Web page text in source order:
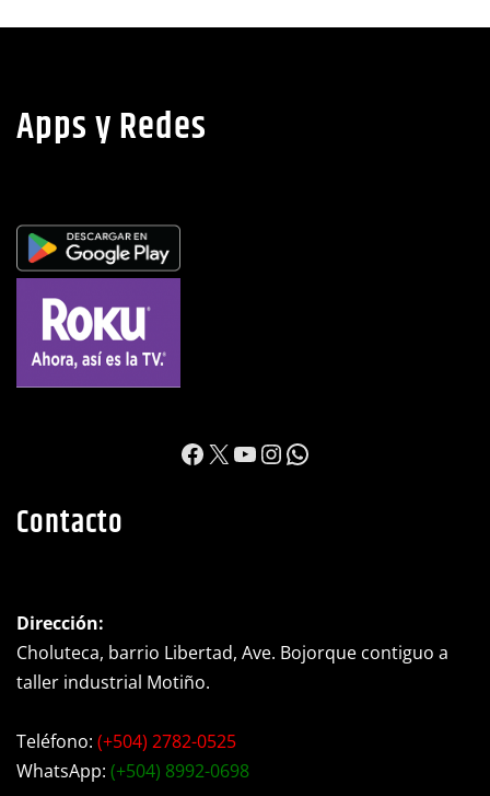
Apps y Redes
https://
X YouTube
Instagram
WhatsApp
Contacto
Dirección:
Choluteca, barrio Libertad, Ave. Bojorque contiguo a
taller industrial Motiño.
Teléfono: (+504) 2782-0525
WhatsApp: (+504) 8992-0698